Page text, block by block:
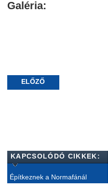
Galéria:
ELŐZŐ
KAPCSOLÓDÓ CIKKEK:
Építkeznek a Normafánál